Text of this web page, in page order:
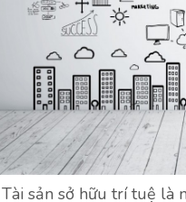
Tài sản sở hữu trí tuệ là